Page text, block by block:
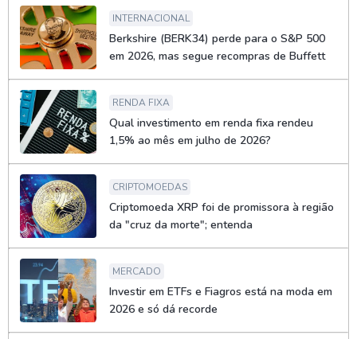
INTERNACIONAL
Berkshire (BERK34) perde para o S&P 500
em 2026, mas segue recompras de Buffett
RENDA FIXA
Qual investimento em renda fixa rendeu
1,5% ao mês em julho de 2026?
CRIPTOMOEDAS
Criptomoeda XRP foi de promissora à região
da "cruz da morte"; entenda
MERCADO
Investir em ETFs e Fiagros está na moda em
2026 e só dá recorde